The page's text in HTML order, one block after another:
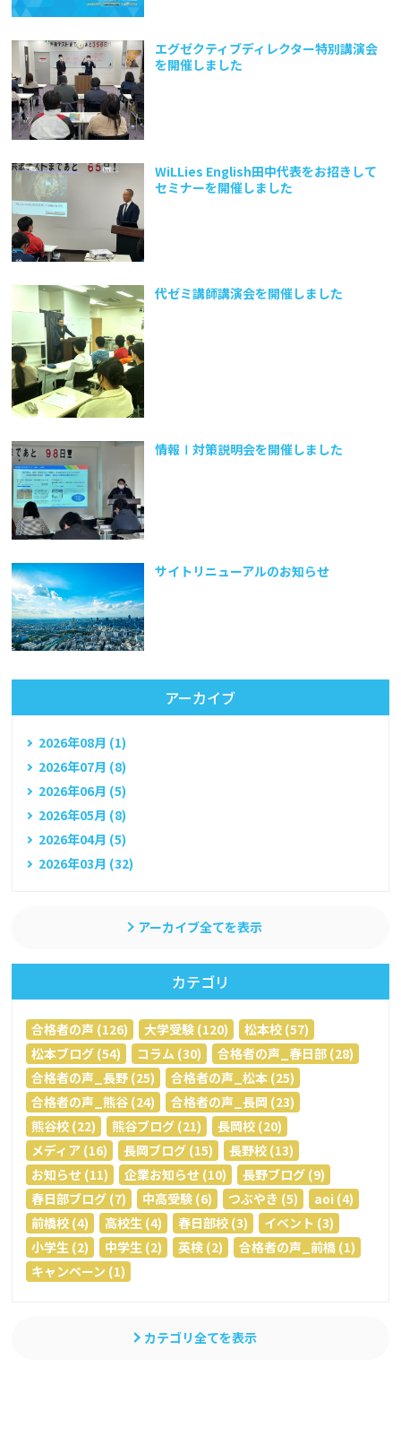
エグゼクティブディレクター特別講演会
を開催しました
WiLLies English田中代表をお招きして
セミナーを開催しました
代ゼミ講師講演会を開催しました
情報Ⅰ対策説明会を開催しました
サイトリニューアルのお知らせ
アーカイブ
2026年08月 (1)
2026年07月 (8)
2026年06月 (5)
2026年05月 (8)
2026年04月 (5)
2026年03月 (32)
アーカイブ全てを表示
カテゴリ
合格者の声 (126) 大学受験 (120)
松本校 (57)
松本ブログ (54)
コラム (30)
合格者の声_春日部 (28)
合格者の声_長野 (25)
合格者の声_松本 (25)
合格者の声_熊谷 (24)
合格者の声_長岡 (23)
熊谷校 (22)
熊谷ブログ (21)
長岡校 (20)
メディア (16)
長岡ブログ (15)
長野校 (13)
お知らせ (11)
企業お知らせ (10)
長野ブログ (9)
春日部ブログ (7)
中高受験 (6) つぶやき (5)
aoi (4)
前橋校 (4)
高校生 (4) 春日部校 (3)
イベント (3)
小学生 (2)
中学生 (2) 英検 (2)
合格者の声_前橋 (1)
キャンペーン (1)
カテゴリ全てを表示